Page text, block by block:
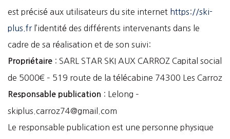
est précisé aux utilisateurs du site internet https://ski-
plus.frl’identité des différents intervenants dans le
cadre de sa réalisation et de son suivi:
Propriétaire : SARL STAR SKI AUX CARROZ Capital social
de 5000€ – 519 route de la télécabine 74300 Les Carroz
Responsable publication : Lelong –
skiplus.carroz74@gmail.com
Le responsable publication est une personne physique